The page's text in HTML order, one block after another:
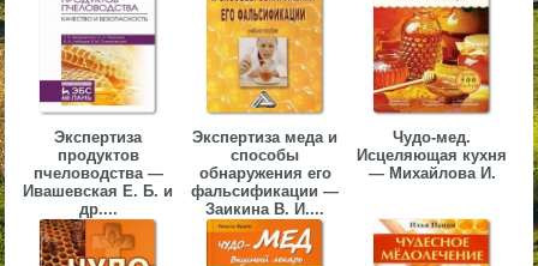
Экспертиза
продуктов
пчеловодства —
Ивашевская Е. Б. и
др....
Экспертиза меда и
способы
обнаружения его
фальсификации —
Заикина В. И....
Чудо-мед.
Исцеляющая кухня
— Михайлова И.
▼
▼